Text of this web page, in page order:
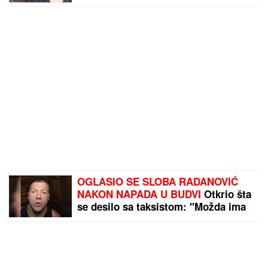
OGLASIO SE SLOBA RADANOVIĆ
NAKON NAPADA U BUDVI Otkrio šta
se desilo sa taksistom: "Možda ima